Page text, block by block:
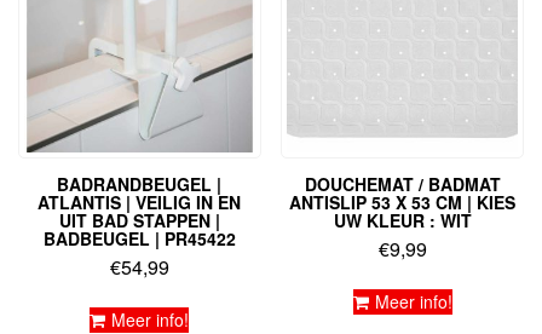
BADRANDBEUGEL |
ATLANTIS | VEILIG IN EN
UIT BAD STAPPEN |
BADBEUGEL | PR45422
€54,99
Meer info!
DOUCHEMAT / BADMAT
ANTISLIP 53 X 53 CM | KIES
UW KLEUR : WIT
€9,99
Meer info!